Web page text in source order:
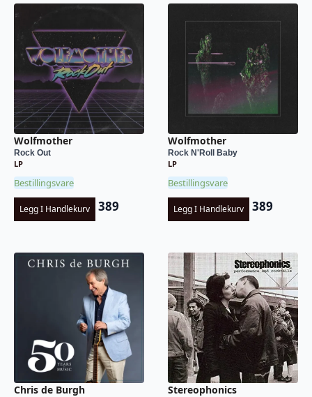
Wolfmother
Rock Out
LP
Bestillingsvare
Legg I Handlekurv 389
Wolfmother
Rock N'Roll Baby
LP
Bestillingsvare
Legg I Handlekurv 389
Chris de Burgh Stereophonics